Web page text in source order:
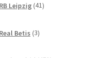
Leipzig 41izdelkov
Betis 3izdelki